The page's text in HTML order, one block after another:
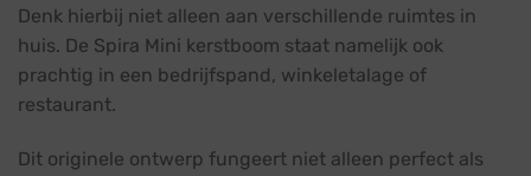
Denk hierbij niet alleen aan verschillende ruimtes in
huis. De Spira Mini kerstboom staat namelijk ook
prachtig in een bedrijfspand, winkeletalage of
restaurant.
Dit originele ontwerp fungeert niet alleen perfect als